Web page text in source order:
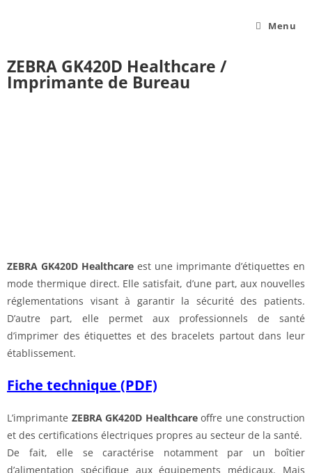
Menu
ZEBRA GK420D Healthcare /
Imprimante de Bureau
ZEBRA GK420D Healthcare est une imprimante d’étiquettes en
mode thermique direct. Elle satisfait, d’une part, aux nouvelles
réglementations visant à garantir la sécurité des patients.
D’autre part, elle permet aux professionnels de santé
d’imprimer des étiquettes et des bracelets partout dans leur
établissement.
Fiche technique (PDF)
L’imprimante ZEBRA GK420D Healthcareoffre une construction
et des certifications électriques propres au secteur de la santé.
De fait, elle se caractérise notamment par un boîtier
d’alimentation spécifique aux équipements médicaux. Mais